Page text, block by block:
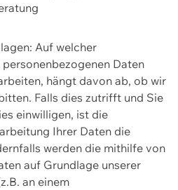
Auf welcher
Daten
hängt davon ab, ob wir
Falls dies zutrifft und Sie
einwilligen, ist die
Ihrer Daten die
werden die mithilfe von
auf Grundlage unserer
an einem